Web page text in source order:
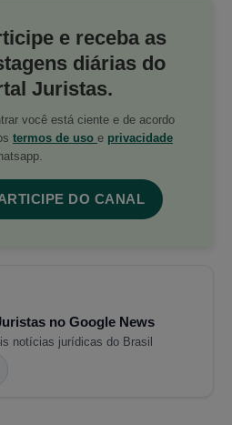
e receba as
diárias do
Juristas.
você está ciente e de acordo
termos de uso e privacidade
DO CANAL
no Google News
notícias jurídicas do Brasil